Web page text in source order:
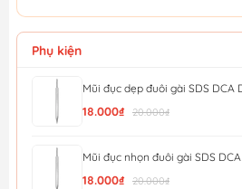
Phụ kiện
Mũi đục dẹp đuôi gài SDS DCA
18.000₫ 20.000₫
Mũi đục nhọn đuôi gài SDS
18.000₫ 20.000₫